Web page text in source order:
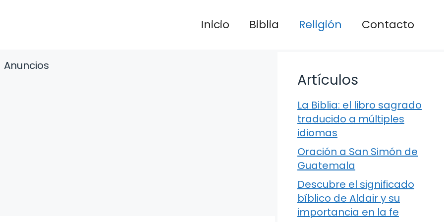
Inicio Biblia Religión Contacto
Anuncios
Artículos
La Biblia: el libro sagrado
traducido a múltiples
idiomas
Oración a San Simón de
Guatemala
Descubre el significado
bíblico de Aldair y su
importancia en la fe